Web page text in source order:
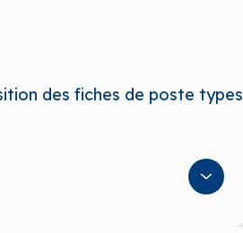
des fiches de poste types